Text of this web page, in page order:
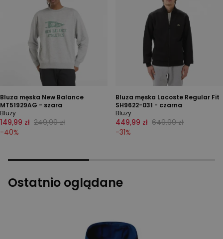
Bluza męska New Balance
MT51929AG - szara
Bluzy
149,99 zł 249,99 zł
-40%
Bluza męska Lacoste Regular Fit
SH9622-031 - czarna
Bluzy
449,99 zł 649,99 zł
-31%
Ostatnio oglądane